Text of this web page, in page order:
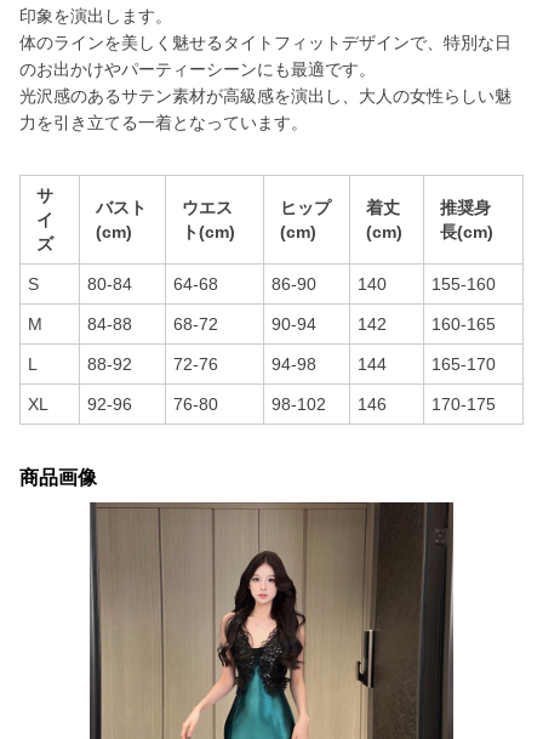
印象を演出します。
体のラインを美しく魅せるタイトフィットデザインで、特別な日
のお出かけやパーティーシーンにも最適です。
光沢感のあるサテン素材が高級感を演出し、大人の女性らしい魅
力を引き立てる一着となっています。
サ
イ
ズ
バスト
(cm)
ウエス
ト(cm)
ヒップ
(cm)
着丈
(cm)
推奨身
長(cm)
S 80-84 64-68 86-90 140 155-160
M 84-88 68-72 90-94 142 160-165
L 88-92 72-76 94-98 144 165-170
XL 92-96 76-80 98-102 146 170-175
商品画像